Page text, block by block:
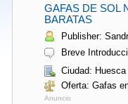
GAFAS DE SOL
BARATAS
Publisher:
Breve
Ciudad: Huesca
Oferta: Gafas
Anuncio